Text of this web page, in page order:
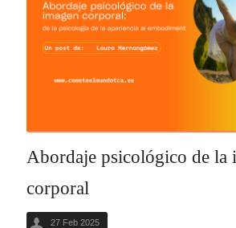
Abordaje psicológico de la
corporal
27 Feb 2025